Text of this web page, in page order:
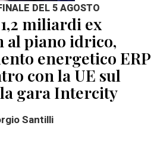
DEL 5 AGOSTO
miliardi ex
al piano idrico,
energetico ERP
con la UE sul
gara Intercity
Santilli